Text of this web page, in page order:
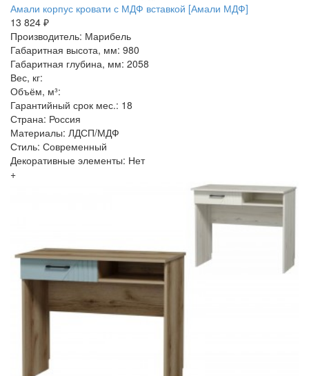
Амали корпус кровати с МДФ вставкой [Амали МДФ]
13 824 ₽
Производитель: Марибель
Габаритная высота, мм: 980
Габаритная глубина, мм: 2058
Вес, кг:
Объём, м³:
Гарантийный срок мес.: 18
Страна: Россия
Материалы: ЛДСП/МДФ
Стиль: Современный
Декоративные элементы: Нет
+